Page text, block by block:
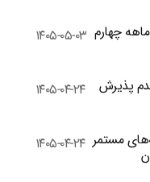
چهارم ۱۴۰۵-۰۵-۰۳
پذیرش
۱۴۰۵-۰۴-۲۴
مستمر ۱۴۰۵-۰۴-۲۴